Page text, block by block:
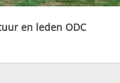
en leden ODC